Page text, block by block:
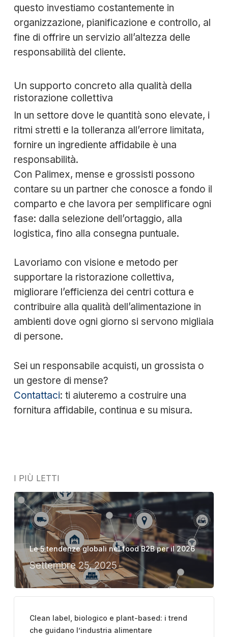
questo investiamo costantemente in
organizzazione, pianificazione e controllo, al
fine di offrire un servizio all’altezza delle
responsabilità del cliente.
Un supporto concreto alla qualità della
ristorazione collettiva
In un settore dove le quantità sono elevate, i
ritmi stretti e la tolleranza all’errore limitata,
fornire un ingrediente affidabile è una
responsabilità.
Con Palimex, mense e grossisti possono
contare su un partner che conosce a fondo il
comparto e che lavora per semplificare ogni
fase: dalla selezione dell’ortaggio, alla
logistica, fino alla consegna puntuale.
Lavoriamo con visione e metodo per
supportare la ristorazione collettiva,
migliorare l’efficienza dei centri cottura e
contribuire alla qualità dell’alimentazione in
ambienti dove ogni giorno si servono migliaia
di persone.
Sei un responsabile acquisti, un grossista o
un gestore di mense?
Contattaci: ti aiuteremo a costruire una
fornitura affidabile, continua e su misura.
I PIÙ LETTI
Le 5 tendenze globali nel food B2B per il 2026
Settembre 25, 2025
Clean label, biologico e plant-based: i trend
che guidano l’industria alimentare